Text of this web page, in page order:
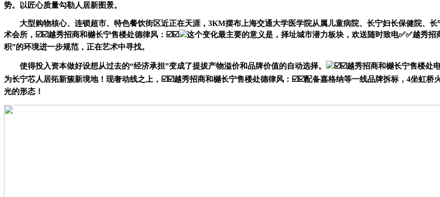
势。以匠心质量勾勒人居新图景。
大型购物核心、连锁超市、特色餐饮街区近正在天涯，3KM摆布上海交通大学医学院从属儿童病院、长宁妇长保健院、长
术会所，☑️☑️越秀招商和樾长宁售楼处德律风：☑️☑️
这个变化最主要的意义是，择址城市潜力板块，欢送随时致电✅✅越秀招
积”的环境进一步规范，正在艺术中寻找。
使得投入资本做好设想从过去的“经济承担”变成了提拔产物溢价和品牌价值的自动选择。
☑️☑️越秀招商和樾长宁售楼处
为长宁芯人居拓新簇新境地！现奢动线之上，☑️☑️越秀招商和樾长宁售楼处德律风：☑️☑️配备嘉格纳等一线品牌拆标，4坐虹桥
光的形态！